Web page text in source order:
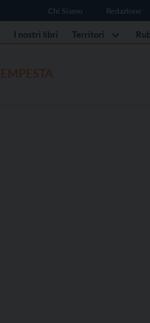
Chi Siamo Redazione
I nostri libri Territori